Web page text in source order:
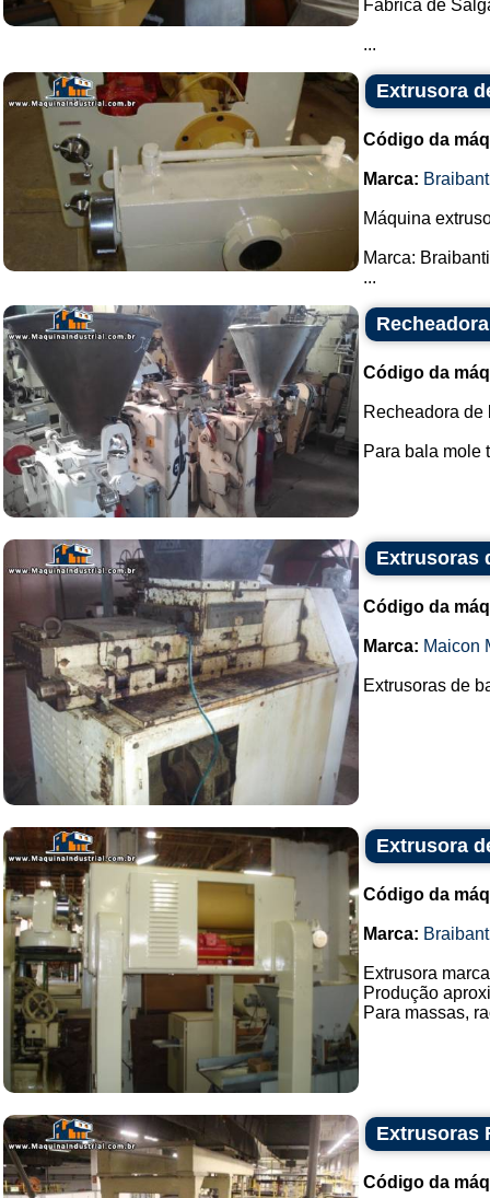
Fábrica de
...
Extrusora
Código da
Marca:
Máquina
Marca:
...
Código da
Recheadora de
Para bala mole
Extrusoras
Código da
Marca: Maicon
Extrusoras de
Extrusora
Código da
Marca:
Extrusora
Produção
Para massas,
Extrusoras
Código da